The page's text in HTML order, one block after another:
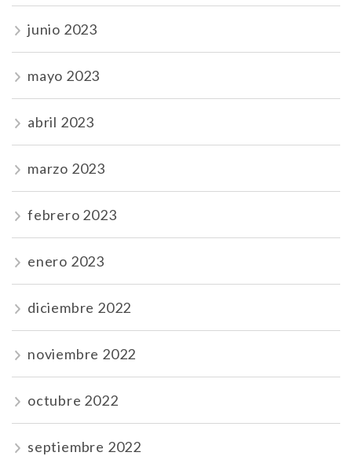
junio 2023
mayo 2023
abril 2023
marzo 2023
febrero 2023
enero 2023
diciembre 2022
noviembre 2022
octubre 2022
septiembre 2022